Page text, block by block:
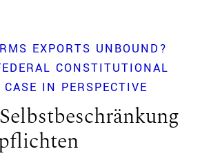
EXPORTS UNBOUND?
CONSTITUTIONAL
CASE IN PERSPECTIVE